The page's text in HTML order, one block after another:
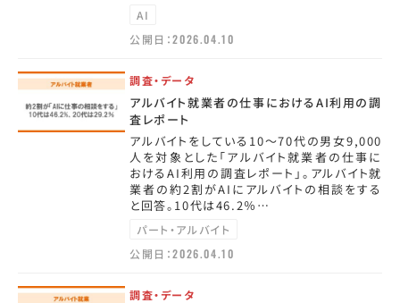
AI
公開日：2026.04.10
調査・データ
アルバイト就業者の仕事におけるAI利用の調
査レポート
アルバイトをしている10～70代の男女9,000
人を対象とした「アルバイト就業者の仕事に
おけるAI利用の調査レポート」。アルバイト就
業者の約2割がAIにアルバイトの相談をする
と回答。10代は46.2％…
パート・アルバイト
公開日：2026.04.10
調査・データ